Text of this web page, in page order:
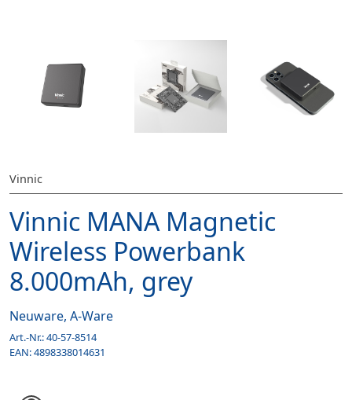
Vinnic
Vinnic MANA Magnetic
Wireless Powerbank
8.000mAh, grey
Neuware, A-Ware
Art.-Nr.:40-57-8514
EAN:4898338014631